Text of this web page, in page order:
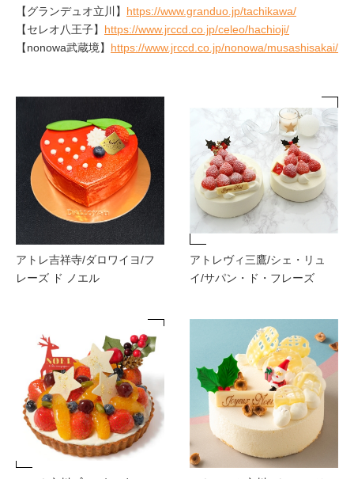
【グランデュオ立川】 https://www.granduo.jp/tachikawa/
【セレオ八王子】 https://www.jrccd.co.jp/celeo/hachioji/
【nonowa武蔵境】 https://www.jrccd.co.jp/nonowa/musashisakai/
アトレ吉祥寺/ダロワイヨ/フ
レーズ ド ノエル
アトレヴィ三鷹/シェ・リュ
イ/サパン・ド・フレーズ